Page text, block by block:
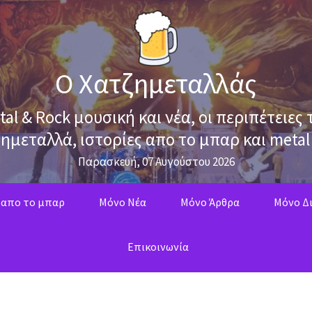
Ο Χατζημεταλλάς
& Rock μουσική και νέα, οι περιπέτειες
ιστορίες απο το μπαρ και
Παρασκευή, 07 Αυγούστου 2026
απο το μπαρ Mόνο Νέα Mόνο Άρθρα Μόνο
Επικοινωνία
χρόνος χωρίς τον Πρίγκιπα του Σκότους